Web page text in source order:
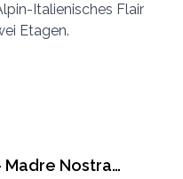
Italienisches Flair
Etagen.
Madre Nostra